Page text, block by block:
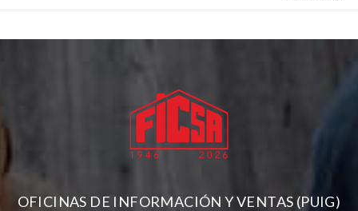
OFICINAS DE INFORMACIÓN Y VENTAS (PUIG)